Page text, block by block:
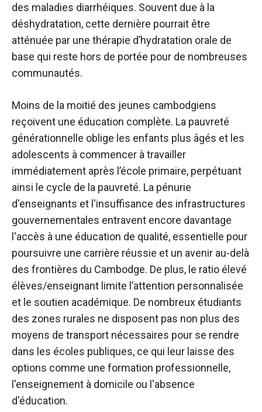
des maladies diarrhéiques. Souvent due à la
déshydratation, cette dernière pourrait être
atténuée par une thérapie d’hydratation orale de
base qui reste hors de portée pour de nombreuses
communautés.
Moins de la moitié des jeunes cambodgiens
reçoivent une éducation complète. La pauvreté
générationnelle oblige les enfants plus âgés et les
adolescents à commencer à travailler
immédiatement après l’école primaire, perpétuant
ainsi le cycle de la pauvreté. La pénurie
d'enseignants et l'insuffisance des infrastructures
gouvernementales entravent encore davantage
l'accès à une éducation de qualité, essentielle pour
poursuivre une carrière réussie et un avenir au-delà
des frontières du Cambodge. De plus, le ratio élevé
élèves/enseignant limite l’attention personnalisée
et le soutien académique. De nombreux étudiants
des zones rurales ne disposent pas non plus des
moyens de transport nécessaires pour se rendre
dans les écoles publiques, ce qui leur laisse des
options comme une formation professionnelle,
l'enseignement à domicile ou l'absence
d'éducation.